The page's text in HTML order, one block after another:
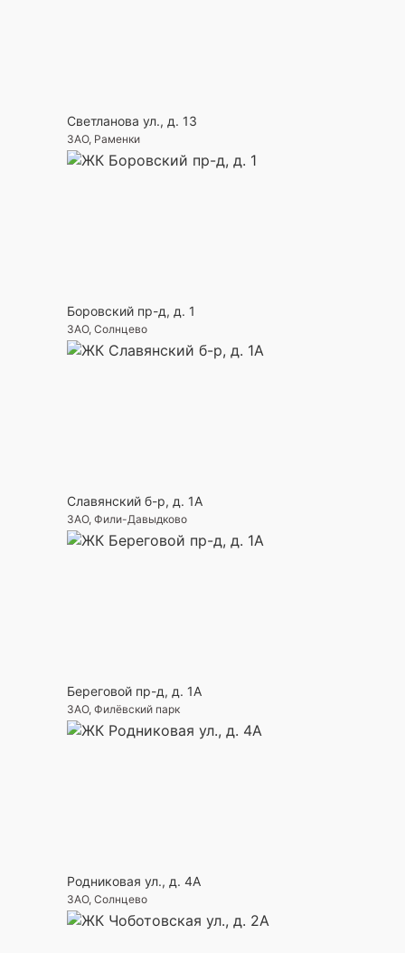
Светланова ул., д. 13
ЗАО, Раменки
Боровский пр-д, д. 1
ЗАО, Солнцево
Славянский б-р, д. 1А
ЗАО, Фили-Давыдково
Береговой пр-д, д. 1А
ЗАО, Филёвский парк
Родниковая ул., д. 4А
ЗАО, Солнцево